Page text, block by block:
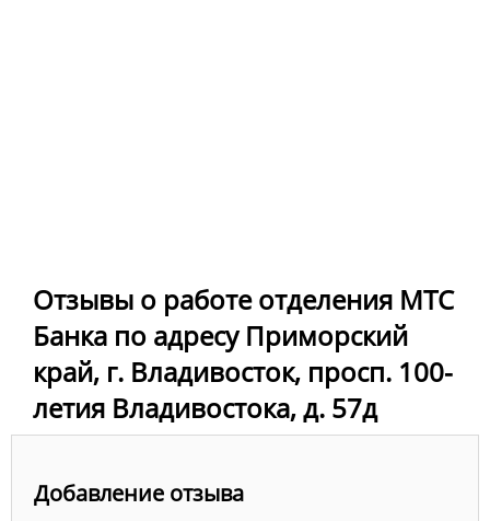
Отзывы о работе отделения МТС
Банка по адресу Приморский
край, г. Владивосток, просп. 100-
летия Владивостока, д. 57д
Добавление отзыва